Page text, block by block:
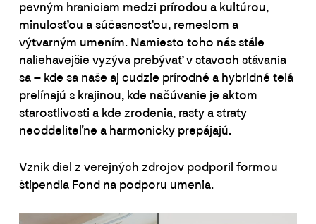
pevným hraniciam medzi prírodou a kultúrou,
minulosťou a súčasnosťou, remeslom a
výtvarným umením. Namiesto toho nás stále
naliehavejšie vyzýva prebývať v stavoch stávania
sa – kde sa naše aj cudzie prírodné a hybridné telá
prelínajú s krajinou, kde načúvanie je aktom
starostlivosti a kde zrodenia, rasty a straty
neoddeliteľne a harmonicky prepájajú.
Vznik diel z verejných zdrojov podporil formou
štipendia Fond na podporu umenia.